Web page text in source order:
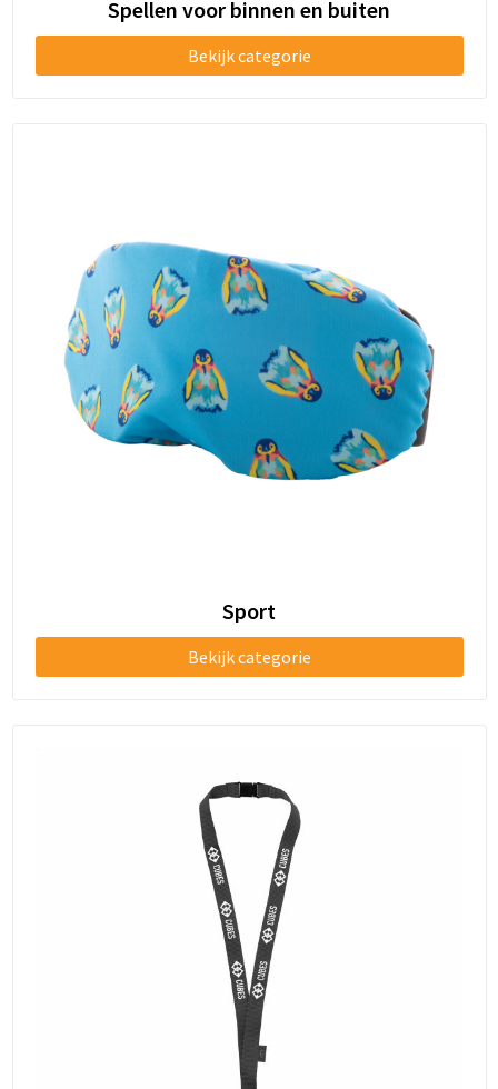
Spellen voor binnen en buiten
Bekijk categorie
Sport
Bekijk categorie